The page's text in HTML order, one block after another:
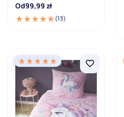
Materiał pościeli
100% poliester
Motyw
Arabeska
Od99,99 zł
(13)